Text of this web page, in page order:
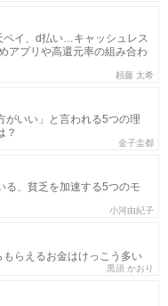
ペイ、d払い…キャッシュレス
アプリや高還元率の組み合わ
頼藤 太希
がいい」と言われる5つの理
？
金子圭都
る、貧乏を加速する5つのモ
小河由紀子
らえるお金はけっこう多い
黒須 かおり